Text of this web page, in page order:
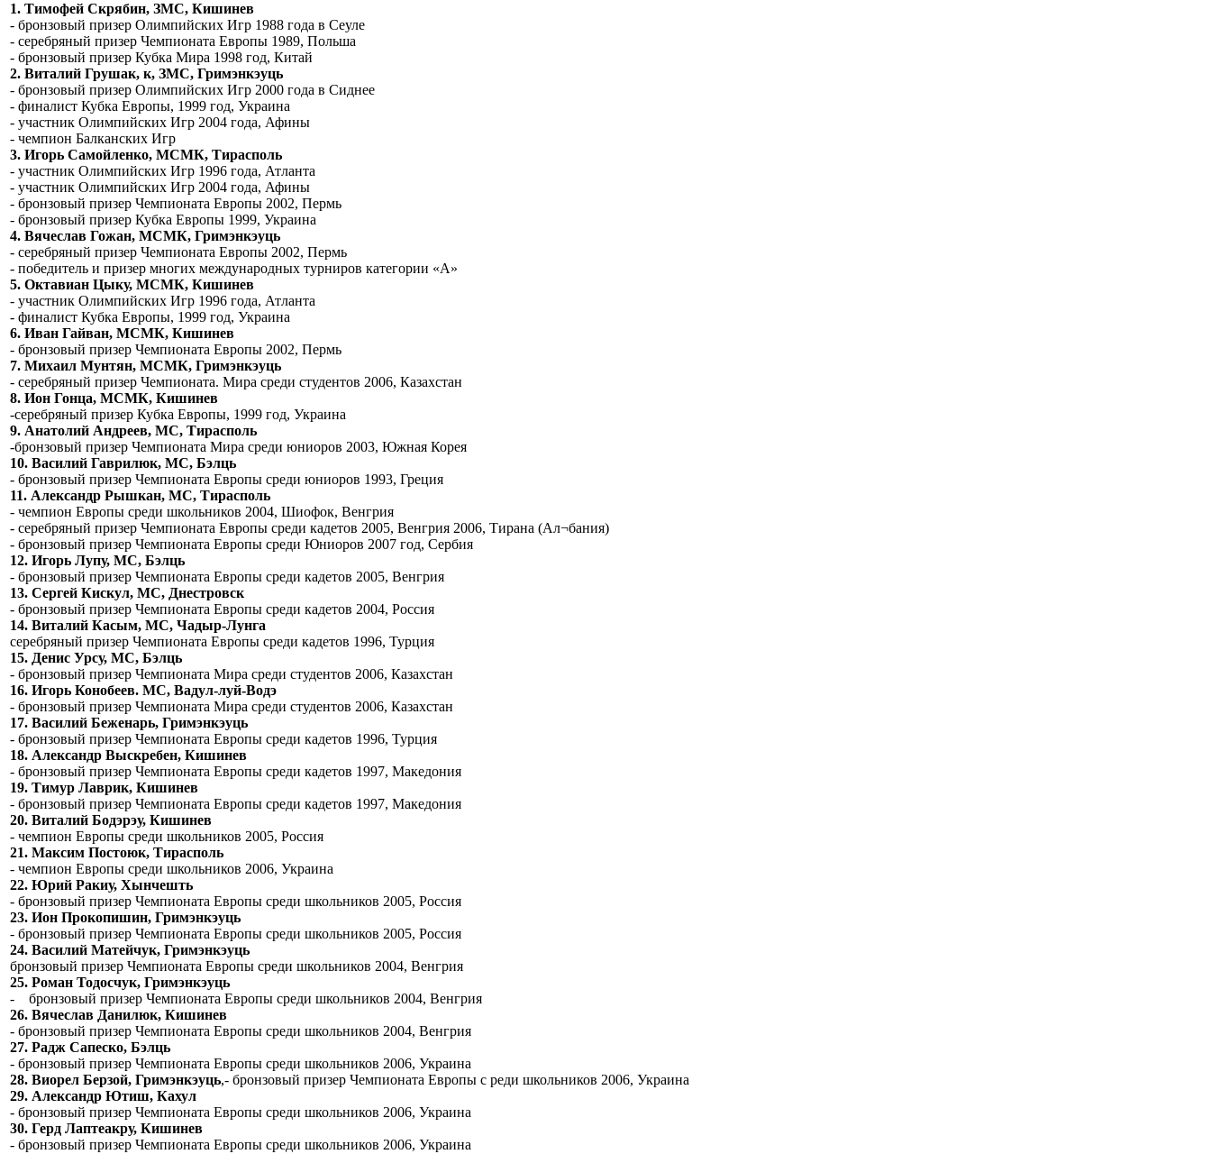
1. Тимофей Скрябин, ЗМС, Кишинев
- бронзовый призер Олимпийских Игр 1988 года в Сеуле
- серебряный призер Чемпионата Европы 1989, Польша
- бронзовый призер Кубка Мира 1998 год, Китай
2. Виталий Грушак, к, ЗМС, Гримэнкэуць
- бронзовый призер Олимпийских Игр 2000 года в Сиднее
- финалист Кубка Европы, 1999 год, Украина
- участник Олимпийских Игр 2004 года, Афины
- чемпион Балканских Игр
3. Игорь Самойленко, МСМК, Тирасполь
- участник Олимпийских Игр 1996 года, Атланта
- участник Олимпийских Игр 2004 года, Афины
- бронзовый призер Чемпионата Европы 2002, Пермь
- бронзовый призер Кубка Европы 1999, Украина
4. Вячеслав Гожан, МСМК, Гримэнкэуць
- серебряный призер Чемпионата Европы 2002, Пермь
- победитель и призер многих международных турниров категории «А»
5. Октавиан Цыку, МСМК, Кишинев
- участник Олимпийских Игр 1996 года, Атланта
- финалист Кубка Европы, 1999 год, Украина
6. Иван Гайван, МСМК, Кишинев
- бронзовый призер Чемпионата Европы 2002, Пермь
7. Михаил Мунтян, МСМК, Гримэнкэуць
- серебряный призер Чемпионата. Мира среди студентов 2006, Казахстан
8. Ион Гонца, МСМК, Кишинев
-серебряный призер Кубка Европы, 1999 год, Украина
9. Анатолий Андреев, МС, Тирасполь
-бронзовый призер Чемпионата Мира среди юниоров 2003, Южная Корея
10. Василий Гаврилюк, МС, Бэлць
- бронзовый призер Чемпионата Европы среди юниоров 1993, Греция
11. Александр Рышкан, МС, Тирасполь
- чемпион Европы среди школьников 2004, Шиофок, Венгрия
- серебряный призер Чемпионата Европы среди кадетов 2005, Венгрия 2006, Тирана (Ал¬бания)
- бронзовый призер Чемпионата Европы среди Юниоров 2007 год, Сербия
12. Игорь Лупу, МС, Бэлць
- бронзовый призер Чемпионата Европы среди кадетов 2005, Венгрия
13. Сергей Кискул, МС, Днестровск
- бронзовый призер Чемпионата Европы среди кадетов 2004, Россия
14. Виталий Касым, МС, Чадыр-Лунга
серебряный призер Чемпионата Европы среди кадетов 1996, Турция
15. Денис Урсу, МС, Бэлць
- бронзовый призер Чемпионата Мира среди студентов 2006, Казахстан
16. Игорь Конобеев. МС, Вадул-луй-Водэ
- бронзовый призер Чемпионата Мира среди студентов 2006, Казахстан
17. Василий Беженарь, Гримэнкэуць
- бронзовый призер Чемпионата Европы среди кадетов 1996, Турция
18. Александр Выскребен, Кишинев
- бронзовый призер Чемпионата Европы среди кадетов 1997, Македония
19. Тимур Лаврик, Кишинев
- бронзовый призер Чемпионата Европы среди кадетов 1997, Македония
20. Виталий Бодэрэу, Кишинев
- чемпион Европы среди школьников 2005, Россия
21. Максим Постоюк, Тирасполь
- чемпион Европы среди школьников 2006, Украина
22. Юрий Ракиу, Хынчешть
- бронзовый призер Чемпионата Европы среди школьников 2005, Россия
23. Ион Прокопишин, Гримэнкэуць
- бронзовый призер Чемпионата Европы среди школьников 2005, Россия
24. Василий Матейчук, Гримэнкэуць
бронзовый призер Чемпионата Европы среди школьников 2004, Венгрия
25. Роман Тодосчук, Гримэнкэуць
- бронзовый призер Чемпионата Европы среди школьников 2004, Венгрия
26. Вячеслав Данилюк, Кишинев
- бронзовый призер Чемпионата Европы среди школьников 2004, Венгрия
27. Радж Сапеско, Бэлць
- бронзовый призер Чемпионата Европы среди школьников 2006, Украина
28. Виорел Берзой, Гримэнкэуць,- бронзовый призер Чемпионата Европы с реди школьников 2006, Украина
29. Александр Ютиш, Кахул
- бронзовый призер Чемпионата Европы среди школьников 2006, Украина
30. Герд Лаптеакру, Кишинев
- бронзовый призер Чемпионата Европы среди школьников 2006, Украина